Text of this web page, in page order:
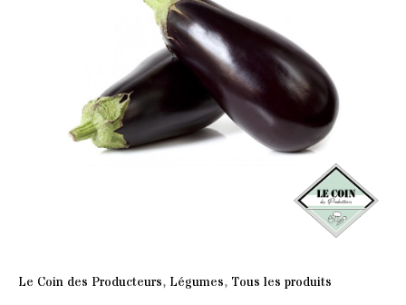
Le Coin des Producteurs, Légumes, Tous les produits